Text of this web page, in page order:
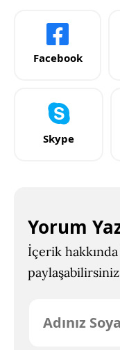
Facebook
Skype
Yorum
İçerik